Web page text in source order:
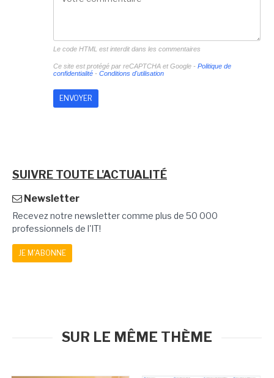
Le code HTML est interdit dans les commentaires
Ce site est protégé par reCAPTCHA et Google - Politique de
confidentialité- Conditions d'utilisation
SUIVRE TOUTE L'ACTUALITÉ
Newsletter
Recevez notre newsletter comme plus de 50 000
professionnels de l'IT!
JE M'ABONNE
SUR LE MÊME THÈME